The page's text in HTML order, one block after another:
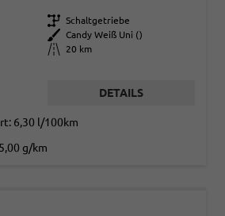
Getriebe Schaltgetriebe
Außenfarbe
Candy Weiß Uni ()
Kilometerstand
20 km
DETAILS
6,30 l/100km
g/km